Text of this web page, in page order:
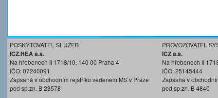
POSKYTOVATEL SLUŽEB
ICZ.HEA a.s.
Na hřebenech II 1718/10, 140 00 Praha 4
IČO: 07240091
Zapsaná v obchodním rejstříku vedeném MS v Praze
pod sp.zn. B 23578
PROVOZOVATEL
ICZ a.s.
Na hřebenech II
IČO: 25145444
Zapsaná v
pod sp.zn. B 4840